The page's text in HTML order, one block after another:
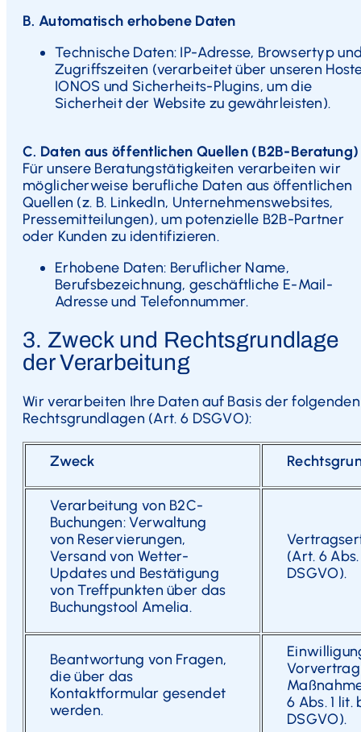
B. Automatisch erhobene Daten
Technische Daten: IP-Adresse, Browsertyp
Zugriffszeiten (verarbeitet über unseren
IONOS und Sicherheits-Plugins, um die
Sicherheit der Website zu gewährleisten).
C. Daten aus öffentlichen Quellen (B2B-Beratung)
Für unsere Beratungstätigkeiten verarbeiten wir
möglicherweise berufliche Daten aus öffentlichen
Quellen (z. B. LinkedIn, Unternehmenswebsites,
Pressemitteilungen), um potenzielle B2B-Partner
oder Kunden zu identifizieren.
Erhobene Daten: Beruflicher Name,
Berufsbezeichnung, geschäftliche E-Mail-
Adresse und Telefonnummer.
3. Zweck und Rechtsgrundlage
der Verarbeitung
Wir verarbeiten Ihre Daten auf Basis der folgenden
Rechtsgrundlagen (Art. 6 DSGVO):
Zweck
Verarbeitung von B2C-
Buchungen: Verwaltung
von Reservierungen,
Versand von Wetter-
Updates und Bestätigung
von Treffpunkten über das
Buchungstool Amelia.
(Art. 6 Abs.
DSGVO).
Beantwortung von Fragen,
die über das
Kontaktformular gesendet
werden.
6 Abs. 1 lit.
DSGVO).